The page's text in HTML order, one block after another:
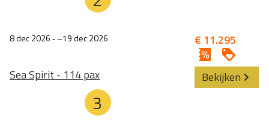
8 dec 2026‐ 19 dec 2026
Sea Spirit - 114 pax
€ 11.295
3
Bekijken